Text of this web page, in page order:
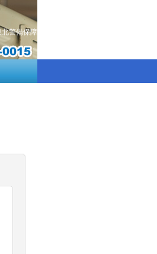
警備保障